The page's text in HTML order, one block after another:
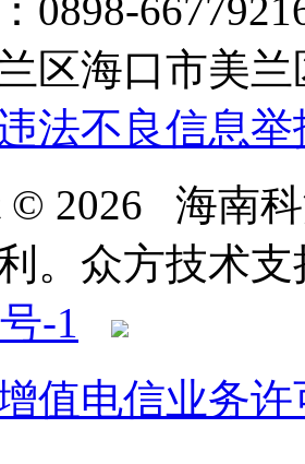
0898-
区海口市美
法不良信息举
© 2026 海南
。 众方技术支
-1
值电信业务许